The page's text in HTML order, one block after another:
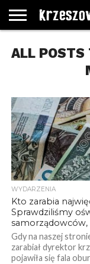
GŁÓWNA
WYBORY
SAMORZĄDOWE
WYBIERZ
KATEGORIE
ROZKŁADY
JAZDY
GREGORCZYK
WATCH
KONTAKT
ALL POSTS
WYDARZENIA
Kto zarabia
Sprawdziliśmy
Gdy na naszej
zarabiał dyrektor
pojawiła się fala